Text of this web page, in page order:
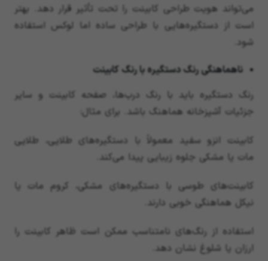
می‌تواند هویت طراحی کابینت را تحت تأثیر قرار دهد. بهتر
است از دستگیره‌هایی با طراحی ساده اما لوکس استفاده
شود.
ناهماهنگی رنگ دستگیره با رنگ کابینت
رنگ دستگیره باید با رنگ درب‌ها، صفحه کابینت و سایر
جزئیات آشپزخانه هماهنگ باشد. برای مثال:
کابینت انزو سفید معمولاً با دستگیره‌های طلایی، طلایی
مات یا مشکی جلوه زیبایی پیدا می‌کند.
کابینت‌های طوسی با دستگیره‌های مشکی، کروم مات یا
نیکل هماهنگی خوبی دارند.
استفاده از رنگ‌های نامتناسب ممکن است ظاهر کابینت را
ارزان یا شلوغ نشان دهد.